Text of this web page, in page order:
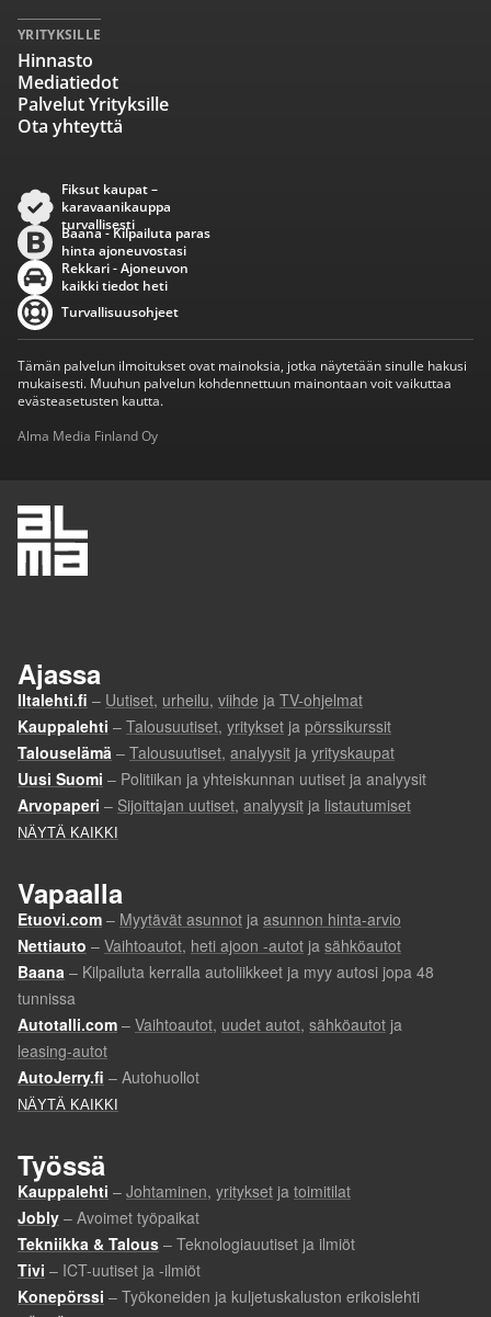
YRITYKSILLE
Hinnasto
Mediatiedot
Palvelut Yrityksille
Ota yhteyttä
Fiksut kaupat –
karavaanikauppa
turvallisesti
Baana - Kilpailuta paras
hinta ajoneuvostasi
Rekkari - Ajoneuvon
kaikki tiedot heti
Turvallisuusohjeet
Tämän palvelun ilmoitukset ovat mainoksia, jotka näytetään sinulle hakusi
mukaisesti. Muuhun palvelun kohdennettuun mainontaan voit vaikuttaa
evästeasetusten kautta.
Alma Media Finland Oy